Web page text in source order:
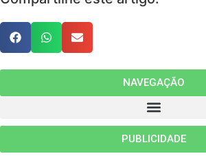
NAVEGAÇÃO
PUBLICIDADE